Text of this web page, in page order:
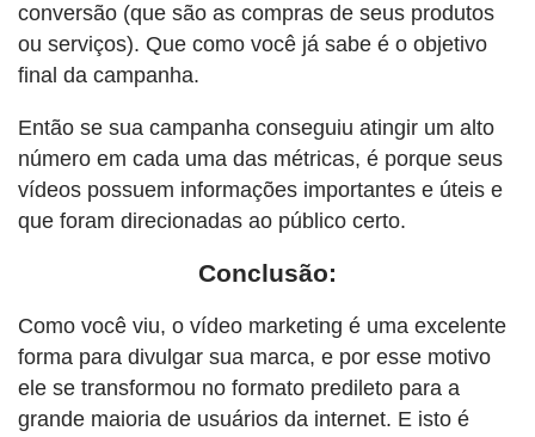
conversão (que são as compras de seus produtos
ou serviços). Que como você já sabe é o objetivo
final da campanha.
Então se sua campanha conseguiu atingir um alto
número em cada uma das métricas, é porque seus
vídeos possuem informações importantes e úteis e
que foram direcionadas ao público certo.
Conclusão:
Como você viu, o vídeo marketing é uma excelente
forma para divulgar sua marca, e por esse motivo
ele se transformou no formato predileto para a
grande maioria de usuários da internet. E isto é